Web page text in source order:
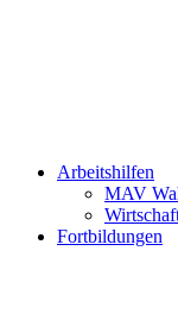
Arbeitshilfen
MAV
Fortbildungen